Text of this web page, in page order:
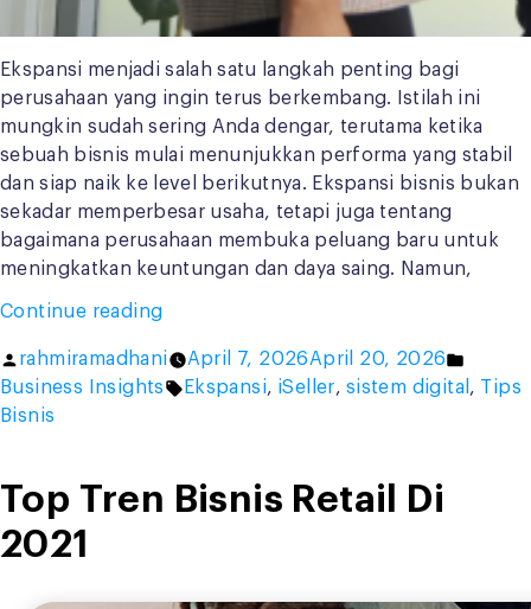
Ekspansi menjadi salah satu langkah penting bagi
perusahaan yang ingin terus berkembang. Istilah ini
mungkin sudah sering Anda dengar, terutama ketika
sebuah bisnis mulai menunjukkan performa yang stabil
dan siap naik ke level berikutnya. Ekspansi bisnis bukan
sekadar memperbesar usaha, tetapi juga tentang
bagaimana perusahaan membuka peluang baru untuk
meningkatkan keuntungan dan daya saing. Namun,
Continue reading“5
Ekspansi
Bisnis
Anda
Tahu”
Posted
by
rahmiramadhani April 7, 2026April 20, 2026
in
Business Insights Tags:
Ekspansi, iSeller, sistem digital , Tips
Bisnis
Top Tren Bisnis Retail Di
2021